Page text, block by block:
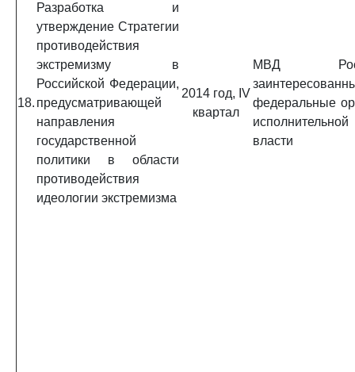
18.
Разработка и
утверждение Стратегии
противодействия
экстремизму в
Российской Федерации,
предусматривающей
направления
государственной
политики в области
противодействия
идеологии экстремизма
2014 год, IV
квартал
МВД
федеральные
исполнительной
власти